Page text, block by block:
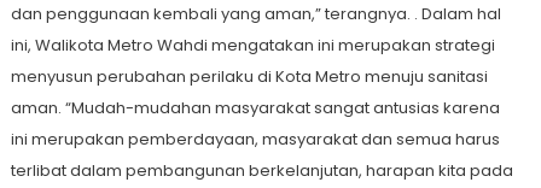
dan penggunaan kembali yang aman,” terangnya. . Dalam hal
ini, Walikota Metro Wahdi mengatakan ini merupakan strategi
menyusun perubahan perilaku di Kota Metro menuju sanitasi
aman. “Mudah-mudahan masyarakat sangat antusias karena
ini merupakan pemberdayaan, masyarakat dan semua harus
terlibat dalam pembangunan berkelanjutan, harapan kita pada